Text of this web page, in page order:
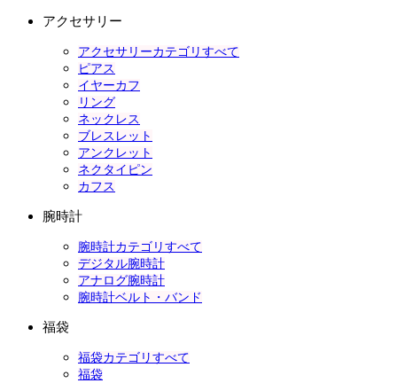
アクセサリー
アクセサリーカテゴリすべて
ピアス
イヤーカフ
リング
ネックレス
ブレスレット
アンクレット
ネクタイピン
カフス
腕時計
腕時計カテゴリすべて
デジタル腕時計
アナログ腕時計
腕時計ベルト・バンド
福袋
福袋カテゴリすべて
福袋